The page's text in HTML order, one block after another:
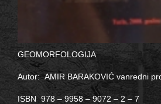
GEOMORFOLOGIJA
Autor: AMIR BARAKOVIĆ vanredni
ISBN 978 – 9958 – 9072 – 2 – 7